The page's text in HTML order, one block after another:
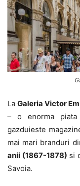
La Galeria Victor
– o enorma
gazduieste
mai mari branduri
anii (1867-1878) si
Savoia.